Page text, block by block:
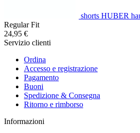
shorts HUBER
Regular Fit
24,95 €
Servizio clienti
Ordina
Accesso e registrazione
Pagamento
Buoni
Spedizione & Consegna
Ritorno e rimborso
Informazioni